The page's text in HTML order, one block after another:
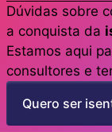
Dúvidas sobre
a conquista da
Estamos aqui
consultores e
Quero ser